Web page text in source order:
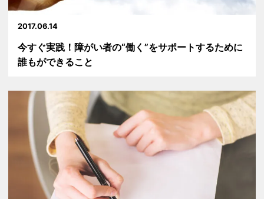
2017.06.14
今すぐ実践！障がい者の“働く”をサポートするために
誰もができること